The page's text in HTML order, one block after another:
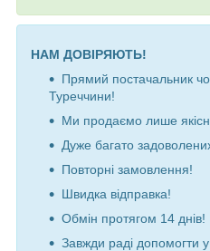
НАМ ДОВІРЯЮТЬ!
Прямий постачальник
Туреччини!
Ми продаємо лише
Дуже багато задоволених
Повторні замовлення!
Швидка відправка!
Обмін протягом 14 днів!
Завжди раді допомогти у